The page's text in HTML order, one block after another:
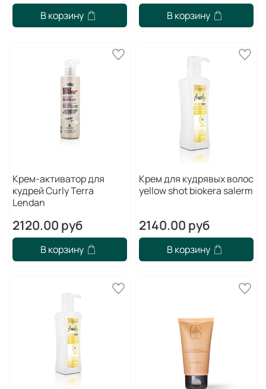
В корзину В корзину
Крем-активатор для
кудрей Curly Terra
Lendan
2120.00 руб
В корзину
Крем для кудрявых волос
yellow shot biokera salerm
2140.00 руб
В корзину